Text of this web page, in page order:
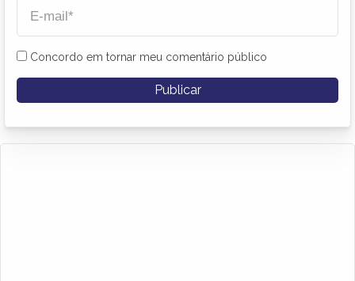
Concordo em tornar meu comentário público